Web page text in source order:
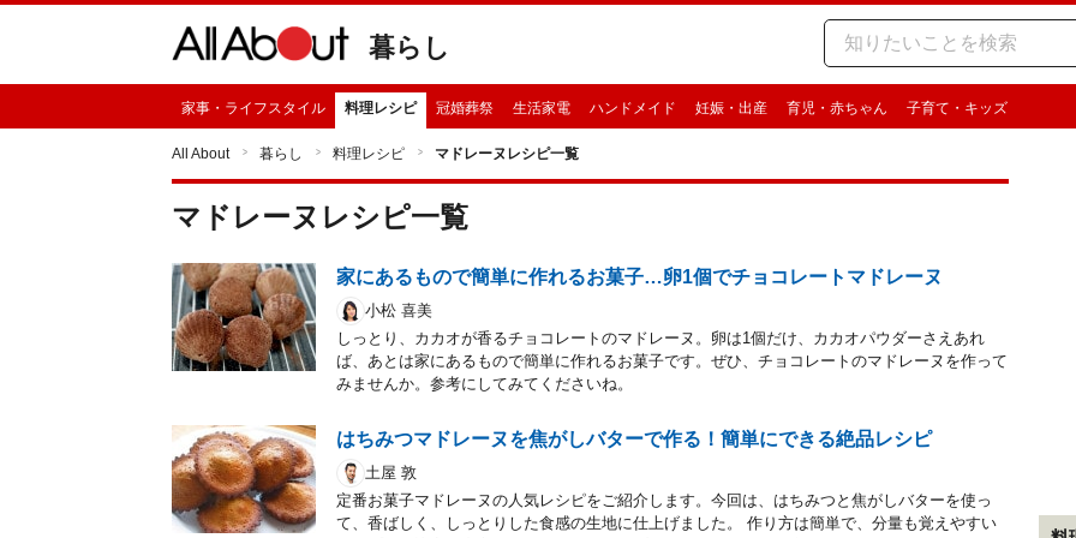
暮らし
家事・ライフスタイル 料理レシピ 冠婚葬祭 生活家電 ハンドメイド 妊娠・出産 育児・赤ちゃん 子育て・キッズ
All About 暮らし 料理レシピ マドレーヌレシピ一覧
マドレーヌ レシピ一覧
家にあるもので簡単に作れるお菓子…卵1個でチョコレートマドレーヌ
小松 喜美
しっとり、カカオが香るチョコレートのマドレーヌ。卵は1個だけ、カカオパウダーさえあれ
ば、あとは家にあるもので簡単に作れるお菓子です。ぜひ、チョコレートのマドレーヌを作って
みませんか。参考にしてみてくださいね。
はちみつマドレーヌを焦がしバターで作る！簡単にできる絶品レシピ
土屋 敦
定番お菓子マドレーヌの人気レシピをご紹介します。今回は、はちみつと焦がしバターを使っ
て、香ばしく、しっとりした食感の生地に仕上げました。 作り方は簡単で、分量も覚えやすい